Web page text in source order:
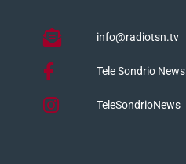
info@radiotsn.tv
Tele Sondrio News
TeleSondrioNews